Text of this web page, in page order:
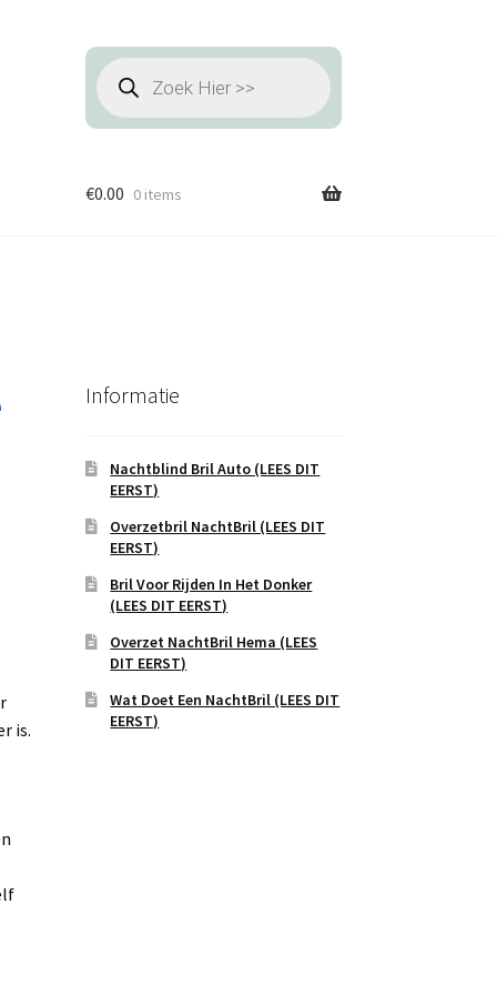
Producten
zoeken
€0.00 0 items
is.
Informatie
Nachtblind Bril Auto (LEES DIT
EERST)
Overzetbril NachtBril (LEES DIT
EERST)
Bril Voor Rijden In Het Donker
(LEES DIT EERST)
Overzet NachtBril Hema (LEES
DIT EERST)
Wat Doet Een NachtBril (LEES DIT
EERST)